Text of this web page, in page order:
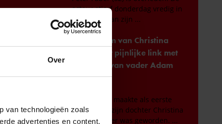
Over
van technologieën zoals
advertenties en content,